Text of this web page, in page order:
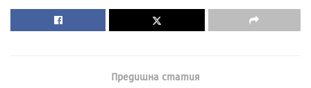
Предишна статия